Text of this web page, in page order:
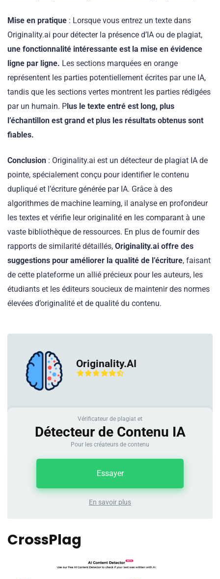
Mise en pratique : Lorsque vous entrez un texte dans
Originality.ai pour détecter la présence d’IA ou de plagiat,
une fonctionnalité intéressante est la mise en évidence
ligne par ligne. Les sections marquées en orange
représentent les parties potentiellement écrites par une IA,
tandis que les sections vertes montrent les parties rédigées
par un humain. Plus le texte entré est long, plus
l’échantillon est grand et plus les résultats obtenus sont
fiables.
Conclusion : Originality.ai est un détecteur de plagiat IA de
pointe, spécialement conçu pour identifier le contenu
dupliqué et l’écriture générée par IA. Grâce à des
algorithmes de machine learning, il analyse en profondeur
les textes et vérifie leur originalité en les comparant à une
vaste bibliothèque de ressources. En plus de fournir des
rapports de similarité détaillés, Originality.ai offre des
suggestions pour améliorer la qualité de l’écriture, faisant
de cette plateforme un allié précieux pour les auteurs, les
étudiants et les éditeurs soucieux de maintenir des normes
élevées d’originalité et de qualité du contenu.
Originality.AI
Vérificateur de plagiat et
Détecteur de Contenu IA
Pour les créateurs de contenu
En savoir plus
Essayer
CrossPlag